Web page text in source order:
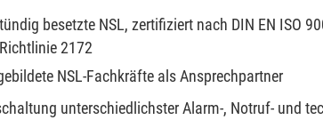
besetzte NSL, zertifiziert nach DIN EN ISO
2172
NSL-Fachkräfte als Ansprechpartner
unterschiedlichster Alarm-, Notruf- und